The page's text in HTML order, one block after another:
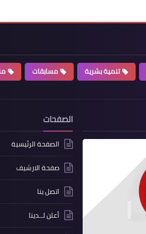
تنمية بشرية مسابقات
الصفحات
الصفحة الرئيسية
صفحة الارشيف
اتصل بنا
أعلن لــدينا